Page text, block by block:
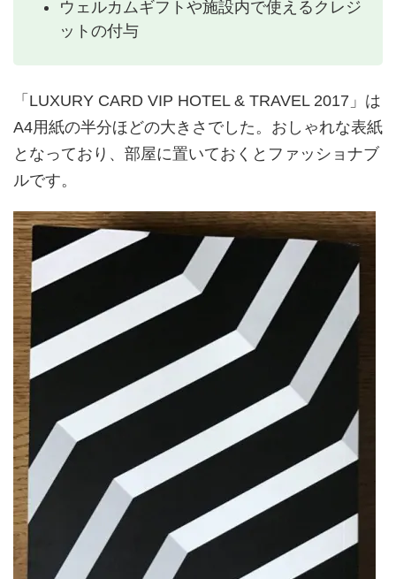
ウェルカムギフトや施設内で使えるクレジ
ットの付与
「LUXURY CARD VIP HOTEL & TRAVEL 2017」は
A4用紙の半分ほどの大きさでした。おしゃれな表紙
となっており、部屋に置いておくとファッショナブ
ルです。